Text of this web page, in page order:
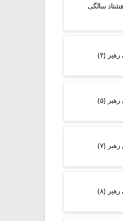
هشتاد سالگی
(۴)
(۵)
(۷)
(۸)